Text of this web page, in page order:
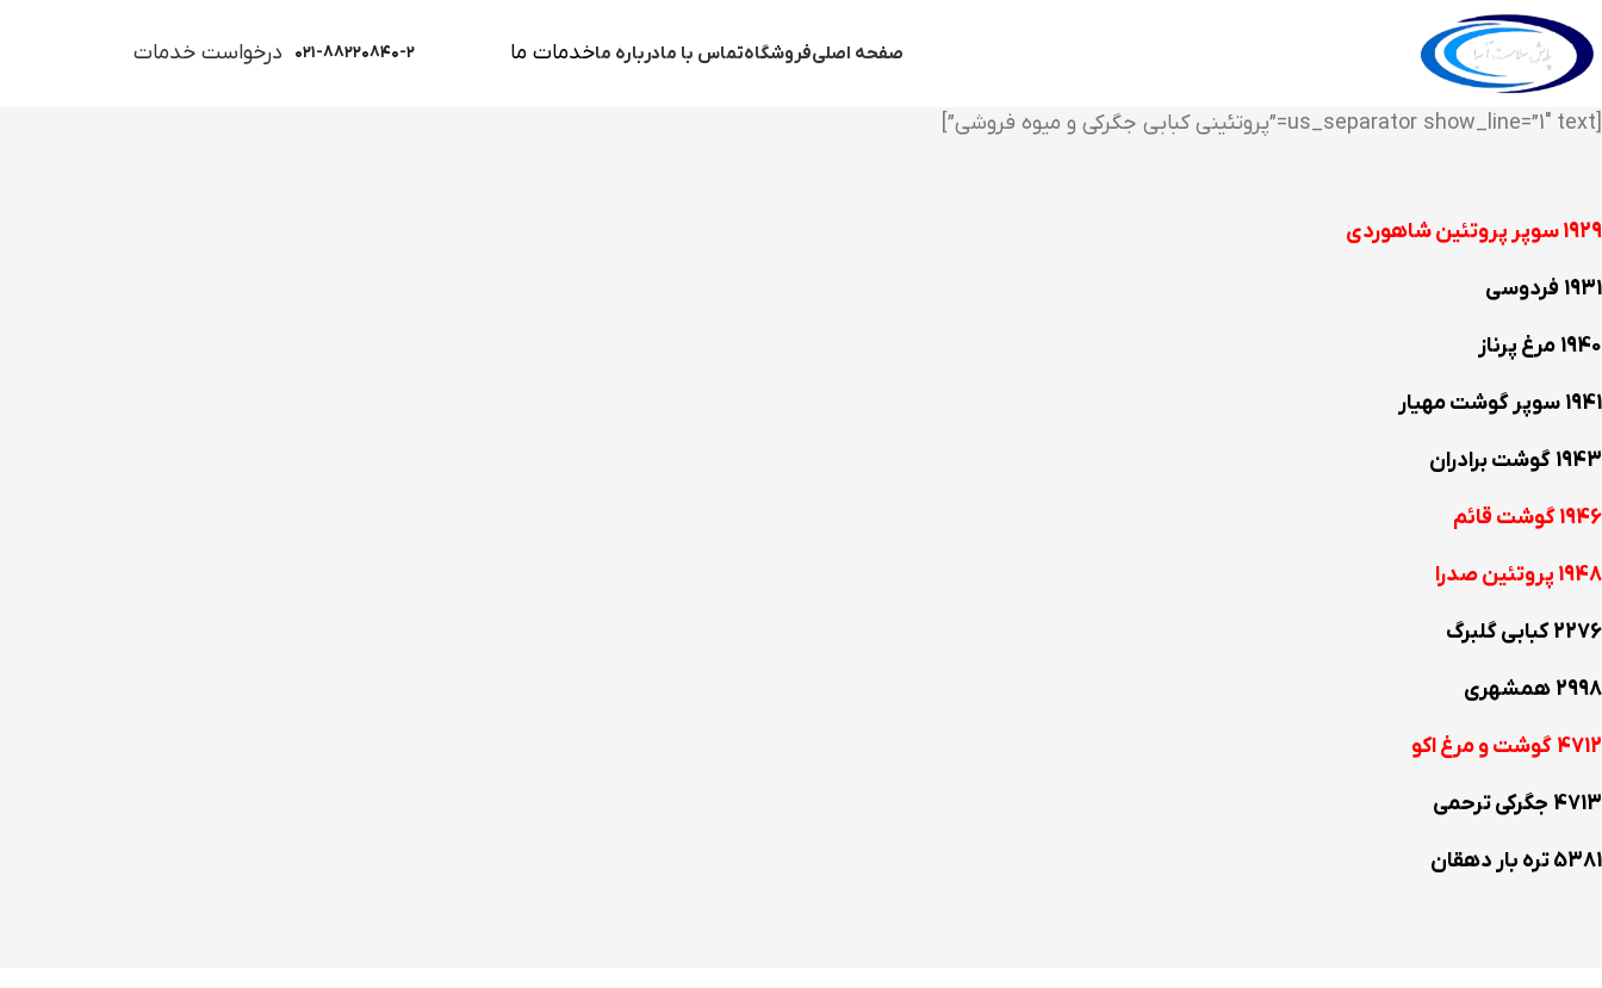
صفحه اصلیفروشگاهتماس با مادرباره ماخدمات ما ۰۲۱-۸۸۲۲۰۸۴۰-۲ درخواست خدمات
1929 سوپر پروتئین شاهوردی
1931 فردوسی
1940 مرغ پرناز
1941 سوپر گوشت مهیار
1943 گوشت برادران
1946 گوشت قائم
1948 پروتئین صدرا
2276 کبابی گلبرگ
2998 همشهری
4712 گوشت و مرغ اکو
4713 جگرکی ترحمی
5381 تره بار دهقان